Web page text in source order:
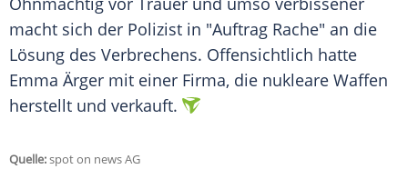
macht sich der Polizist in "Auftrag Rache" an die
Lösung des Verbrechens. Offensichtlich hatte
Emma Ärger mit einer Firma, die nukleare Waffen
herstellt und verkauft.
Quelle:spot on news AG